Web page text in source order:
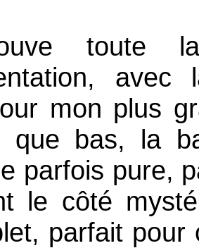
toute
mon plus
que bas, la
parfois pure,
le côté
parfait